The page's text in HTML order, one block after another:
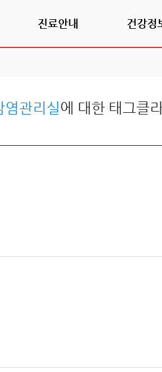
진료안내 건강정
염관리실에 대한 태그클